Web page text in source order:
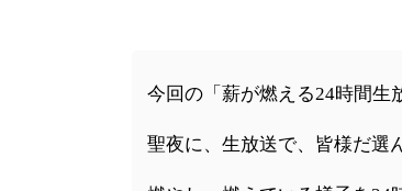
今回の「薪が燃える24時間生
聖夜に、生放送で、皆様だ選